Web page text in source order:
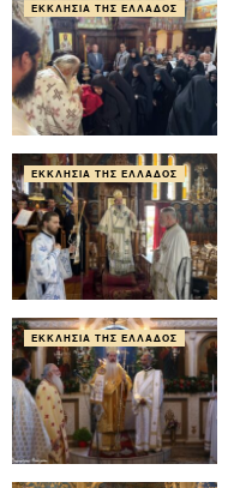
ΕΚΚΛΗΣΊΑ ΤΗΣ ΕΛΛΆΔΟΣ
ΕΚΚΛΗΣΊΑ ΤΗΣ ΕΛΛΆΔΟΣ
ΕΚΚΛΗΣΊΑ ΤΗΣ ΕΛΛΆΔΟΣ